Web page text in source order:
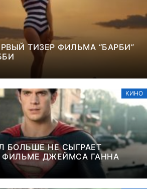
ТИЗЕР ФИЛЬМА “БАРБИ”
КИНО
БОЛЬШЕ НЕ СЫГРАЕТ
ФИЛЬМЕ ДЖЕЙМСА ГАННА